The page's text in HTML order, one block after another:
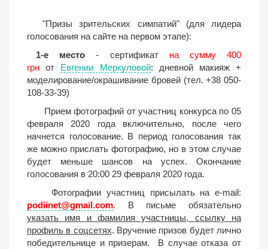
"Призы зрительских симпатий" (для лидера
голосования на сайте на первом этапе):
1-е место- сертификат на сумму 400
грн от Евгении Меркуловой: дневной макияж +
моделирование/окрашивание бровей (тел. +38 050-
108-33-39)
Прием фотографий от участниц конкурса по 05
февраля 2020 года включительно, после чего
начнется голосование. В период голосования так
же можно прислать фотографию, но в этом случае
будет меньше шансов на успех. Окончание
голосования в 20:00 29 февраля 2020 года.
Фотографии участниц присылать на e-mail:
podiinet@gmail.com. В письме обязательно
указать имя и фамилия участницы, ссылку на
профиль в соцсетях. Вручение призов будет лично
победительнице и призерам. В случае отказа от